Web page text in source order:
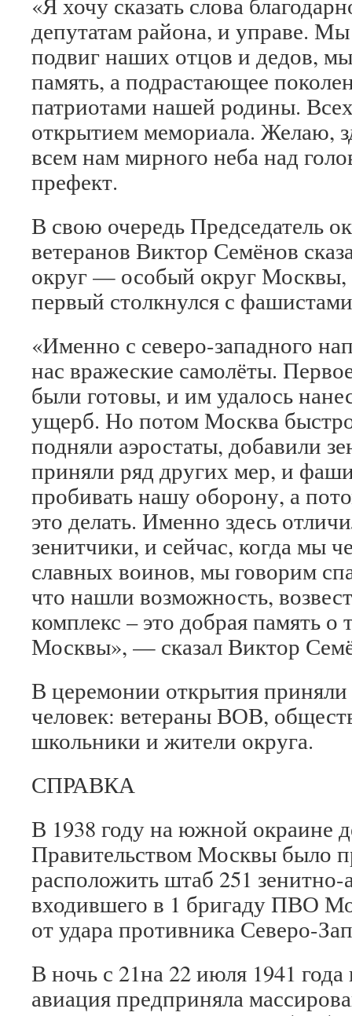
депутатам района, и управе. Мы
подвиг наших отцов и дедов,
память, а подрастающее
патриотами нашей родины.
открытием мемориала. Желаю,
всем нам мирного неба над
префект.
В свою очередь Председатель
ветеранов Виктор Семёнов
округ — особый округ
первый столкнулся с
«Именно с северо-западного
нас вражеские самолёты.
были готовы, и им удалось
ущерб. Но потом Москва
подняли аэростаты, добавили
приняли ряд других мер, и
пробивать нашу оборону, а
это делать. Именно здесь
зенитчики, и сейчас, когда мы
славных воинов, мы говорим
что нашли возможность,
комплекс – это добрая память о
Москвы», — сказал Виктор
В церемонии открытия приняли
человек: ветераны ВОВ,
школьники и жители округа.
СПРАВКА
В 1938 году на южной окраине
Правительством Москвы было
расположить штаб 251 зенитно-
входившего в 1 бригаду ПВО
от удара противника Северо-
В ночь с 21на 22 июля 1941
авиация предприняла